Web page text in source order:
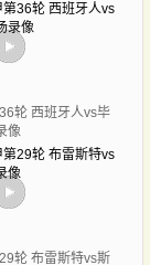
轮 西班牙人vs毕
像
轮 布雷斯特vs斯